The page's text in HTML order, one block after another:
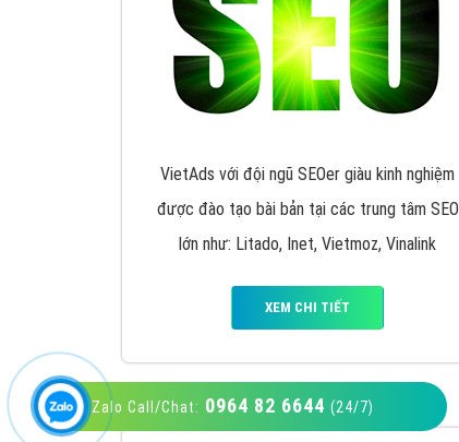
Zalo Call/Chat: 0964 82 6644 (24/7)
VietAds với đội ngũ SEOer giàu kinh nghiệm
được đào tạo bài bản tại các trung tâm SEO
lớn như: Litado, Inet, Vietmoz, Vinalink
XEM CHI TIẾT